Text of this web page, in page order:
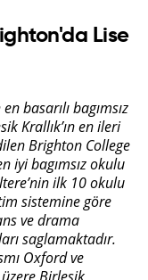
Lise
basarılı bagımsız
Krallık’ın en ileri
Brighton College
iyi bagımsız okulu
ilk 10 okulu
sistemine göre
ve drama
saglamaktadır.
Oxford ve